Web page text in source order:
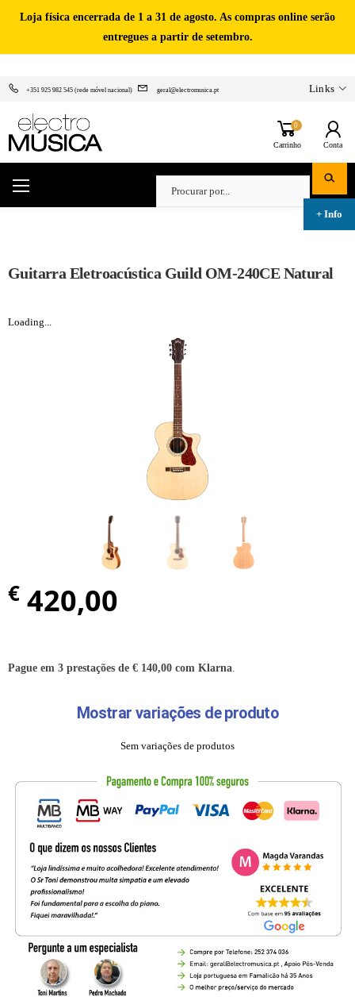
Loja física encerrada de 1 a 31 de agosto. As compras online serão
entregues a partir de setembro.
+351 925 982 545 (rede móvel nacional) geral@electromusica.pt Links
0
Carrinho Conta
Guitarra Eletroacústica Guild OM-240CE Natural
Loading...
€ 420,00
Pague em 3 prestações de € 140,00 com Klarna.
Mostrar variações de produto
Sem variações de produtos